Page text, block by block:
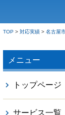
TOP > 対応実績 > 名古屋
メニュー
トップページ
サービス一覧